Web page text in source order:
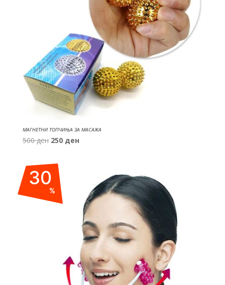
МАГНЕТНИ ТОПЧИЊА ЗА МАСАЖА
500ден Original
was:
500 ден.
250 денCurrent
30
%